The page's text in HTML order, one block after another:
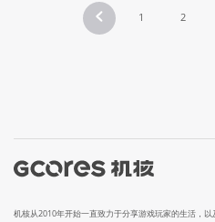
1 2
机核从2010年开始一直致力于分享游戏玩家的生活，